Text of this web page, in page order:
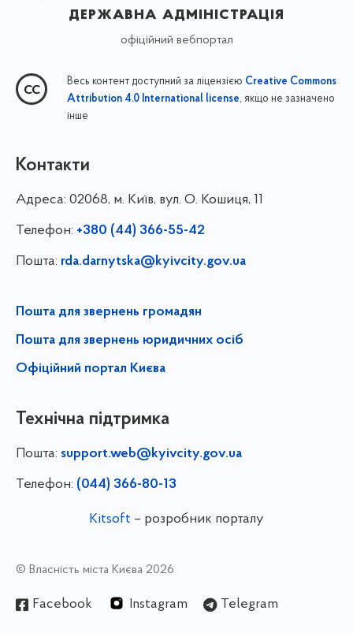
державна адміністрація
офіційний вебпортал
Весь контент доступний за ліцензією Creative Commons
Attribution 4.0 International license, якщо не зазначено
інше
Контакти
Адреса: 02068, м. Київ, вул. О. Кошиця, 11
Телефон: +380 (44) 366-55-42
Пошта: rda.darnytska@kyivcity.gov.ua
Пошта для звернень громадян
Пошта для звернень юридичних осіб
Офіційний портал Києва
Технічна підтримка
Пошта: support.web@kyivcity.gov.ua
Телефон: (044) 366-80-13
Kitsoft – розробник порталу
© Власність міста Києва 2026
Facebook Instagram Telegram